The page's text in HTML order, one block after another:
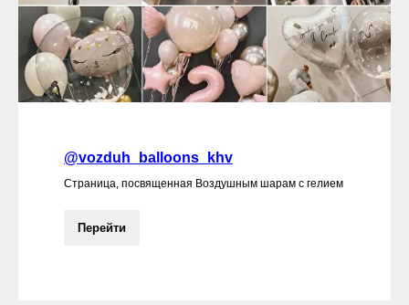
@vozduh_balloons_khv
Страница, посвященная Воздушным шарам с гелием
Перейти